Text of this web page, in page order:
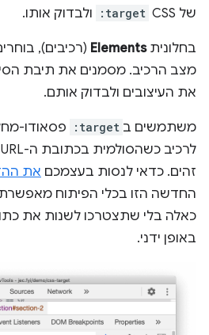
של CSS
:target ולבדוק אותו.
בחלוניתElements (רכיבים),
מצב הרכיב. מסמנים את תיבת
את העיצובים ולבדוק אותם.
משתמשים ב :target
פסאודו-
זהים. כדאי לנסות בעצמכם את
החדשה הזו בכלי הפיתוח מאפשרת
באופן ידני.